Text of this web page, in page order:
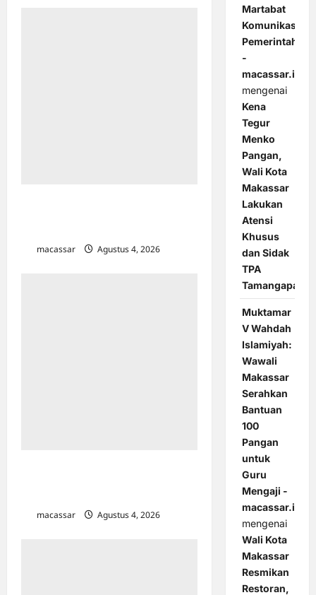
macassar
Agustus 4, 2026
macassar
Agustus 4, 2026
Martabat
Komunikasi
Pemerintahan
-
macassar.id
mengenai
Kena
Tegur
Menko
Pangan,
Wali Kota
Makassar
Lakukan
Atensi
Khusus
dan Sidak
TPA
Tamangapa
Muktamar
V Wahdah
Islamiyah:
Wawali
Makassar
Serahkan
Bantuan
100
Pangan
untuk
Guru
Mengaji -
macassar.id
mengenai
Wali Kota
Makassar
Resmikan
Restoran,